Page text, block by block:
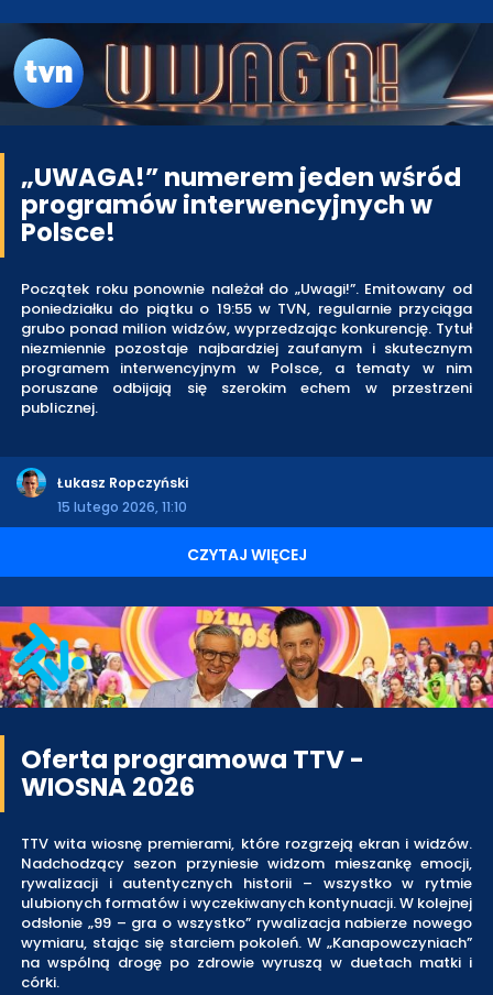
„UWAGA!” numerem jeden wśród
programów interwencyjnych w
Polsce!
Początek roku ponownie należał do „Uwagi!”. Emitowany od
poniedziałku do piątku o 19:55 w TVN, regularnie przyciąga
grubo ponad milion widzów, wyprzedzając konkurencję. Tytuł
niezmiennie pozostaje najbardziej zaufanym i skutecznym
programem interwencyjnym w Polsce, a tematy w nim
poruszane odbijają się szerokim echem w przestrzeni
publicznej.
Łukasz Ropczyński
15 lutego 2026, 11:10
CZYTAJ WIĘCEJ
Oferta programowa TTV -
WIOSNA 2026
TTV wita wiosnę premierami, które rozgrzeją ekran i widzów.
Nadchodzący sezon przyniesie widzom mieszankę emocji,
rywalizacji i autentycznych historii – wszystko w rytmie
ulubionych formatów i wyczekiwanych kontynuacji. W kolejnej
odsłonie „99 – gra o wszystko” rywalizacja nabierze nowego
wymiaru, stając się starciem pokoleń. W „Kanapowczyniach”
na wspólną drogę po zdrowie wyruszą w duetach matki i
córki.